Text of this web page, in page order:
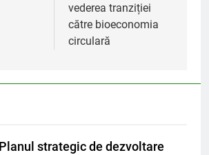
vederea tranziției
către bioeconomia
circulară
Planul strategic de dezvoltare